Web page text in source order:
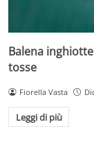
Balena
tosse
Fiorella Vasta
Leggi di più